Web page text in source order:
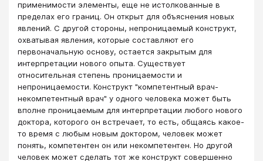
применимости элементы, еще не истолкованные в
пределах его границ. Он открыт для объяснения новых
явлений. С другой стороны, непроницаемый конструкт,
охватывая явления, которые составляют его
первоначальную основу, остается закрытым для
интерпретации нового опыта. Существует
относительная степень проницаемости и
непроницаемости. Конструкт "компетентный врач-
некомпетентный врач" у одного человека может быть
вполне проницаемым для интерпретации любого нового
доктора, которого он встречает, то есть, общаясь какое-
то время с любым новым доктором, человек может
понять, компетентен он или некомпетентен. Но другой
человек может сделать тот же конструкт совершенно